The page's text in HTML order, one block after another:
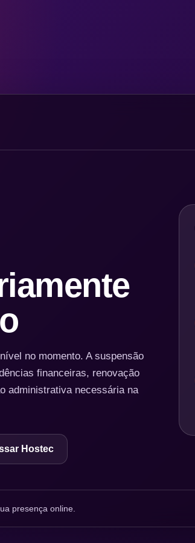
no momento. A suspensão
financeiras, renovação
administrativa necessária na
Hostec
presença online.